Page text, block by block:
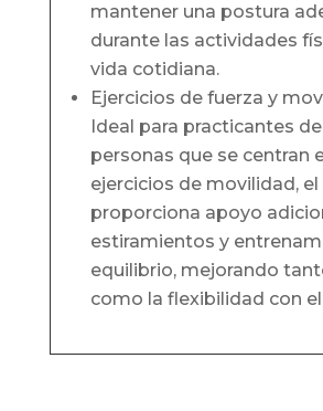
mantener una postura
durante las actividades
vida cotidiana.
Ejercicios de fuerza y
Ideal para practicantes
personas que se centran
ejercicios de movilidad,
proporciona apoyo
estiramientos y
equilibrio, mejorando
como la flexibilidad con